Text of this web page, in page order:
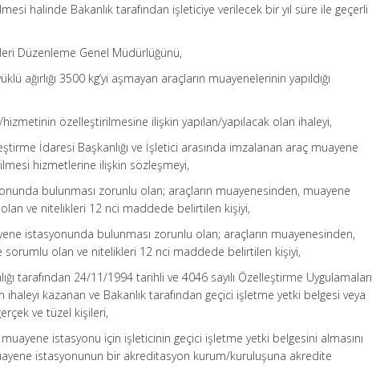
halinde Bakanlık tarafından işleticiye verilecek bir yıl süre ile geçerli
Düzenleme Genel Müdürlüğünü,
ağırlığı 3500 kg’yi aşmayan araçların muayenelerinin yapıldığı
hizmetinin özelleştirilmesine ilişkin yapılan/yapılacak olan ihaleyi,
İdaresi Başkanlığı ve İşletici arasında imzalanan araç muayene
hizmetlerine ilişkin sözleşmeyi,
bulunması zorunlu olan; araçların muayenesinden, muayene
ve nitelikleri 12 nci maddede belirtilen kişiyi,
istasyonunda bulunması zorunlu olan; araçların muayenesinden,
olan ve nitelikleri 12 nci maddede belirtilen kişiyi,
tarafından 24/11/1994 tarihli ve 4046 sayılı Özelleştirme Uygulamaları
ihaleyi kazanan ve Bakanlık tarafından geçici işletme yetki belgesi veya
ve tüzel kişileri,
istasyonu için işleticinin geçici işletme yetki belgesini almasını
istasyonunun bir akreditasyon kurum/kuruluşuna akredite